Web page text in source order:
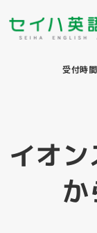
受付時
イオ